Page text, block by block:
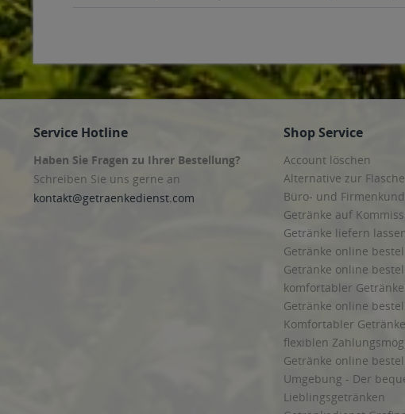
Service Hotline
Haben Sie Fragen zu Ihrer Bestellung?
Schreiben Sie uns gerne an
kontakt@getraenkedienst.com
Shop Service
Account löschen
Alternative zur
Büro- und
Getränke auf
Getränke liefern
Getränke online
Getränke online
komfortabler
Getränke online
Komfortabler
flexiblen
Getränke online
Umgebung - Der
Lieblingsgetränken